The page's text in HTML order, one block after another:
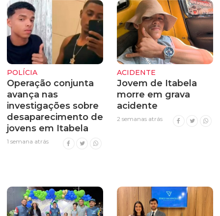
POLÍCIA
Operação conjunta
avança nas
investigações sobre
desaparecimento de
jovens em Itabela
1 semana atrás
ACIDENTE
Jovem de Itabela
morre em grava
acidente
2 semanas atrás